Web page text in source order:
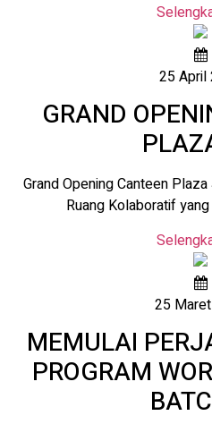
25 April
GRAND
Grand Opening Canteen
Ruang Kolaboratif
25
MEMULAI
PROGRAM